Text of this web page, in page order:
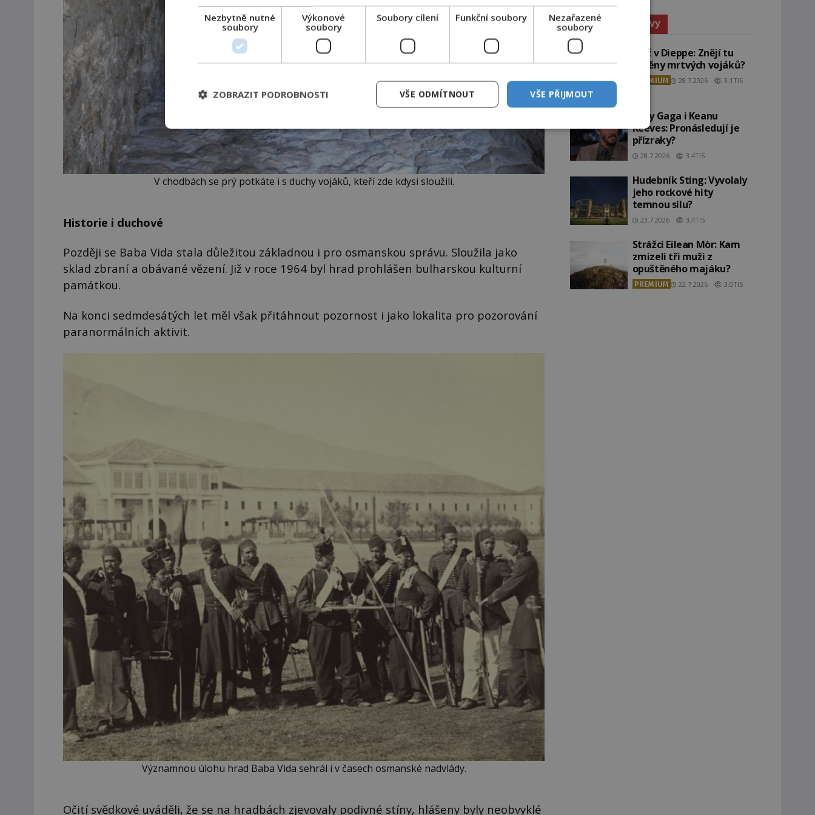
V chodbách se prý potkáte i s duchy vojáků, kteří zde kdysi sloužili.
Historie i duchové
Později se Baba Vida stala důležitou základnou i pro osmanskou správu. Sloužila jako
sklad zbraní a obávané vězení. Již v roce 1964 byl hrad prohlášen bulharskou kulturní
památkou.
Na konci sedmdesátých let měl však přitáhnout pozornost i jako lokalita pro pozorování
paranormálních aktivit.
Významnou úlohu hrad Baba Vida sehrál i v časech osmanské nadvlády.
Očití svědkové uváděli, že se na hradbách zjevovaly podivné stíny, hlášeny byly neobvyklé
Paranormální jevy
Pláž v Dieppe: Znějí tu
ozvěny mrtvých vojáků?
PREMIUM 28.7.2026 3.1TIS
Lady Gaga i Keanu
Reeves: Pronásledují je
přízraky?
28.7.2026 3.4TIS
Hudebník Sting: Vyvolaly
jeho rockové hity
temnou sílu?
23.7.2026 3.4TIS
Strážci Eilean Mòr: Kam
zmizeli tři muži z
opuštěného majáku?
PREMIUM 22.7.2026 3.0TIS
Nezbytně nutné
soubory
Výkonové
soubory
Soubory cílení Funkční soubory
Nezařazené
soubory
VŠE PŘIJMOUT
VŠE ODMÍTNOUT
ZOBRAZIT PODROBNOSTI